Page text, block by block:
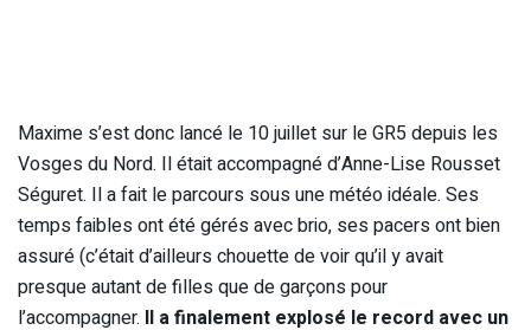
Maxime s’est donc lancé le 10 juillet sur le GR5 depuis les
Vosges du Nord. Il était accompagné d’Anne-Lise Rousset
Séguret. Il a fait le parcours sous une météo idéale. Ses
temps faibles ont été gérés avec brio, ses pacers ont bien
assuré (c’était d’ailleurs chouette de voir qu’il y avait
presque autant de filles que de garçons pour
l’accompagner. Il a finalement explosé le record avec un